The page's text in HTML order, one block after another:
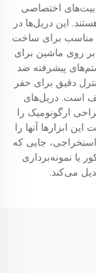
اختصاصی
این دریل‌ها در
مناسب برای ساخت
روی ماشین برای
پیشرفته ضد
دقیق برای حفر
است. دریل‌های
ارگونومیک را
ابزارها آنها را
جایی که
یا نمونه‌برداری
می‌کند.